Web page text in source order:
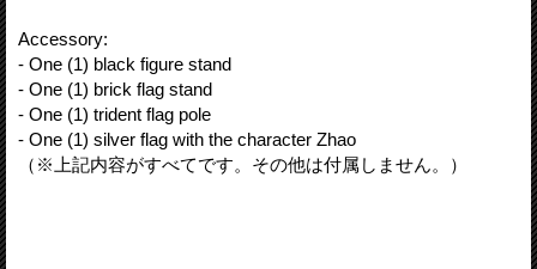
Accessory:
- One (1) black figure stand
- One (1) brick flag stand
- One (1) trident flag pole
- One (1) silver flag with the character Zhao
（※上記内容がすべてです。その他は付属しません。）